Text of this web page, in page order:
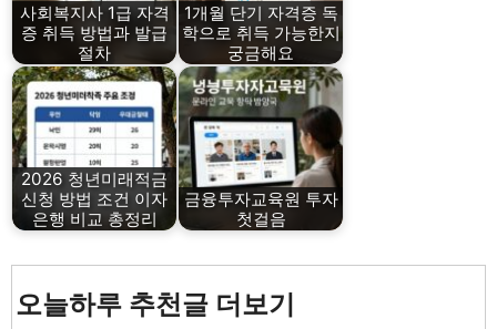
사회복지사 1급 자격
증 취득 방법과 발급
절차
1개월 단기 자격증 독
학으로 취득 가능한지
궁금해요
2026 청년미래적금
신청 방법 조건 이자
은행 비교 총정리
금융투자교육원 투자
첫걸음
오늘하루 추천글 더보기